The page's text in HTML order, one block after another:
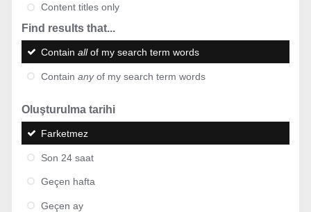
Content titles only
Find results that...
Contain allof my search term words
Contain anyof my search term words
Oluşturulma tarihi
Farketmez
Son 24 saat
Geçen hafta
Geçen ay